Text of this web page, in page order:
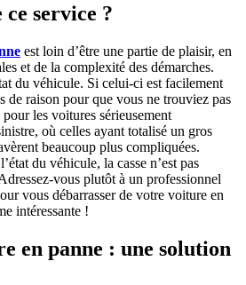
service ?
est loin d’être une partie de plaisir, en
et de la complexité des démarches.
du véhicule. Si celui-ci est facilement
de raison pour que vous ne trouviez pas
les voitures sérieusement
où celles ayant totalisé un gros
beaucoup plus compliquées.
du véhicule, la casse n’est pas
vous plutôt à un professionnel
vous débarrasser de votre voiture en
intéressante !
en panne : une solution